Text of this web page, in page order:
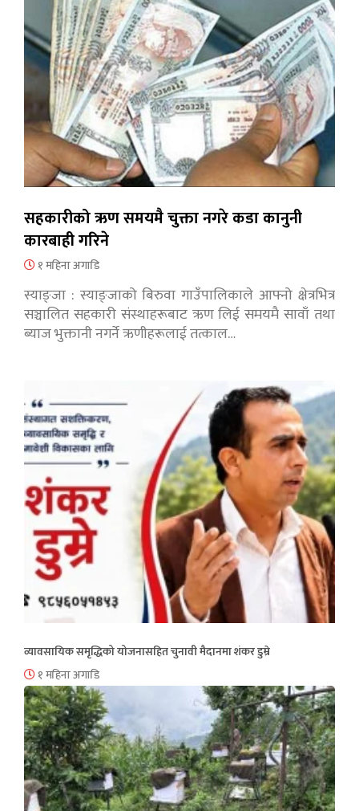
सहकारीको ऋण समयमै चुक्ता नगरे कडा कानुनी
कारबाही गरिने
१ महिना अगाडि
स्याङ्जा : स्याङ्जाको बिरुवा गाउँपालिकाले आफ्नो क्षेत्रभित्र
सञ्चालित सहकारी संस्थाहरूबाट ऋण लिई समयमै सावाँ तथा
ब्याज भुक्तानी नगर्ने ऋणीहरूलाई तत्काल…
व्यावसायिक समृद्धिको योजनासहित चुनावी मैदानमा शंकर डुम्रे
१ महिना अगाडि